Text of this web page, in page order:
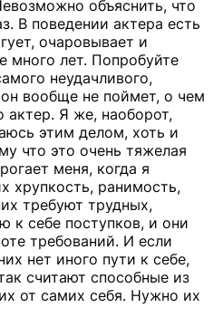
объяснить, что
В поведении актера есть
очаровывает и
много лет. Попробуйте
неудачливого,
вообще не поймет, о чем
актер. Я же, наоборот,
этим делом, хоть и
что это очень тяжелая
меня, когда я
хрупкость, ранимость,
требуют трудных,
к себе поступков, и они
требований. И если
нет иного пути к себе,
считают способные из
от самих себя. Нужно их